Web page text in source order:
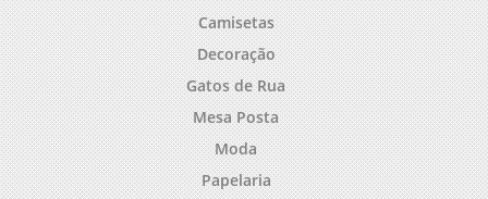
Camisetas
Decoração
Gatos de Rua
Mesa Posta
Moda
Papelaria